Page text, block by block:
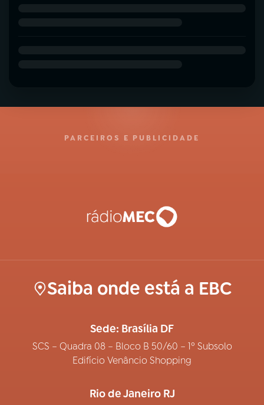
PARCEIROS E PUBLICIDADE
Saiba onde está a EBC
Sede: Brasília DF
SCS – Quadra 08 – Bloco B 50/60 – 1º Subsolo
Edifício Venâncio Shopping
Rio de Janeiro RJ